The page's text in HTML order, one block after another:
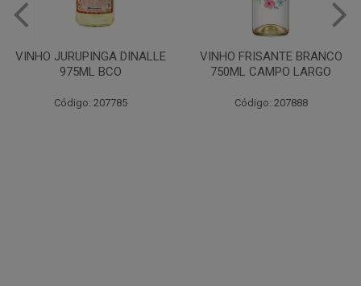
VINHO JURUPINGA DINALLE
975ML BCO
Código: 207785
VINHO FRISANTE BRANCO
750ML CAMPO LARGO
Código: 207888